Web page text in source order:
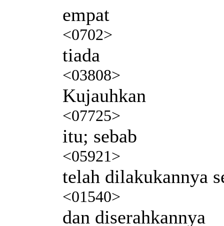
empat
<0702>
tiada
<03808>
Kujauhkan
<07725>
itu; sebab
<05921>
telah dilakukannya
<01540>
dan diserahkannya